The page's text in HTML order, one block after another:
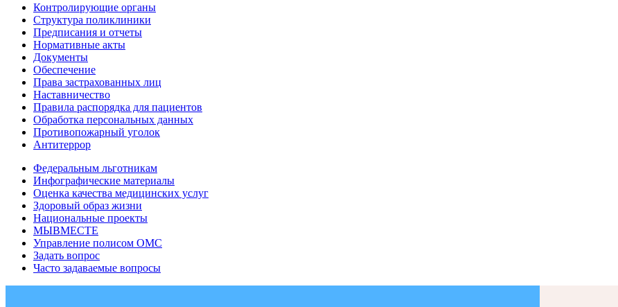
Контролирующие органы
Cтруктура поликлиники
Предписания и отчеты
Нормативные акты
Документы
Обеспечение
Права застрахованных лиц
Наставничество
Правила распорядка для пациентов
Обработка персональных данных
Противопожарный уголок
Антитеррор
Федеральным льготникам
Инфографические материалы
Оценка качества медицинских услуг
Здоровый образ жизни
Национальные проекты
МЫВМЕСТЕ
Управление полисом ОМС
Задать вопрос
Часто задаваемые вопросы